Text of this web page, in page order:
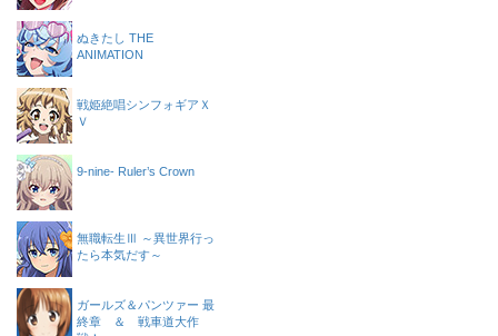
ぬきたし THE
ANIMATION
戦姫絶唱シンフォギアＸ
Ｖ
9-nine- Ruler’s Crown
無職転生Ⅲ ～異世界行っ
たら本気だす～
ガールズ＆パンツァー 最
終章 ＆ 戦車道大作